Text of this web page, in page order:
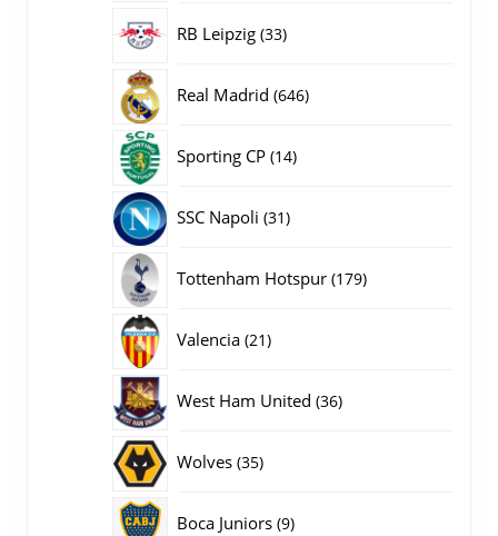
RB Leipzig 3333
Real Madrid 646646
Sporting CP 1414
SSC Napoli 3131
Tottenham Hotspur 179179
Valencia 2121
West Ham United 3636
Wolves 3535
Boca Juniors 99